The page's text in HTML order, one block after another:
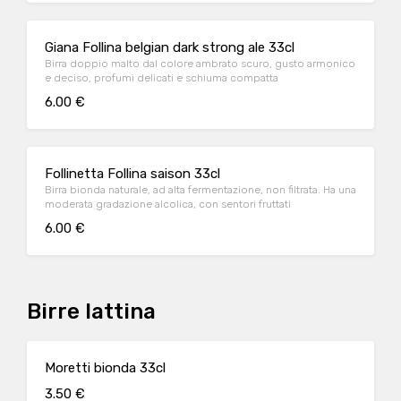
Giana Follina belgian dark strong ale 33cl
Birra doppio malto dal colore ambrato scuro, gusto armonico
e deciso, profumi delicati e schiuma compatta
6.00 €
Follinetta Follina saison 33cl
Birra bionda naturale, ad alta fermentazione, non filtrata. Ha una
moderata gradazione alcolica, con sentori fruttati
6.00 €
Birre lattina
Moretti bionda 33cl
3.50 €